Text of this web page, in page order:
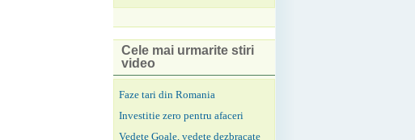
Cele mai urmarite stiri
video
Faze tari din Romania
Investitie zero pentru afaceri
Vedete Goale, vedete dezbracate